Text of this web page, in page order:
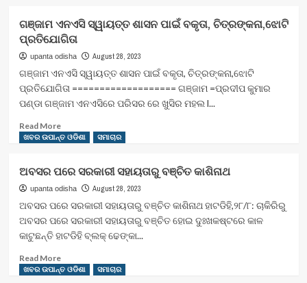
ପାଲଟିଛି
ମରଣଯନ୍ତା,
ଗ୍ରାମବାସୀ
ହନ୍ତସନ୍ତ
ପ୍ରତିକାର
ନ
ଭୋଟ
ବର୍ଜନ
,
ରାସ୍ତା
କାର୍ଯ୍ଯ
ଯଥାଶୀଘ୍ର
ବୋଲି
ଆଶ୍ବାସନା
ଗଞ୍ଜାମ ଏନଏସି ସ୍ୱାୟତ୍ତ ଶାସନ ପାଇଁ ବକୃତା, ଚିତ୍ରଙ୍କନା,ଝୋଟି
ପ୍ରତିଯୋଗିତା
upanta odisha August 28, 2023
ଗଞ୍ଜାମ ଏନଏସି ସ୍ୱାୟତ୍ତ ଶାସନ ପାଇଁ ବକୃତା, ଚିତ୍ରଙ୍କନା,ଝୋଟି
ପ୍ରତିଯୋଗିତା =================== ଗଞ୍ଜାମ =ପ୍ରଦୀପ କୁମାର
ପଣ୍ଡା ଗଞ୍ଜାମ ଏନଏସିରେ ପରିସର ରେ ଖୁସିର ମହଲ l...
Read MoreRead
more
ଏନଏସି
ସ୍ୱାୟତ୍ତ
ଶାସନ
ଚିତ୍ରଙ୍କନା,ଝୋଟି
ଖବର ଉପାନ୍ତ ଓଡିଶା ସମାଚାର
ଅବସର ପରେ ସରକାରୀ ସହାୟତାରୁ ବଞ୍ଚିତ କାଶିନାଥ
upanta odisha August 28, 2023
ଅବସର ପରେ ସରକାରୀ ସହାୟତାରୁ ବଞ୍ଚିତ କାଶିନାଥ ହାଟଡିହି,୨୮/୮: ଚାକିରିରୁ
ଅବସର ପରେ ସରକାରୀ ସହାୟତାରୁ ବଞ୍ଚିତ ହୋଇ ଦୁଃଖକଷ୍ଟରେ କାଳ
କାଟୁଛନ୍ତି ହାଟଡିହି ବ୍ଲକ୍ ଢେଙ୍କା...
Read MoreRead
more
ଖବର ଉପାନ୍ତ ଓଡିଶା ସମାଚାର